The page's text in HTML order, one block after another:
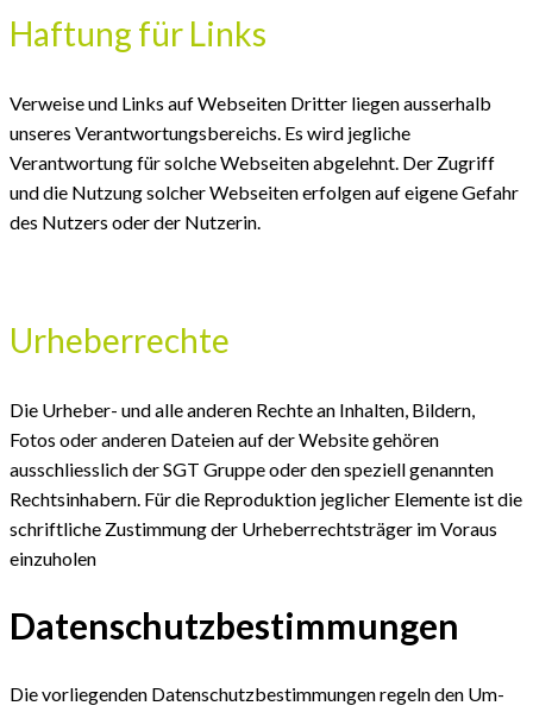
Haftung für Links
Verweise und Links auf Webseiten Dritter liegen ausserhalb
unseres Verantwortungsbereichs. Es wird jegliche
Verantwortung für solche Webseiten abgelehnt. Der Zugriff
und die Nutzung solcher Webseiten erfolgen auf eigene Gefahr
des Nutzers oder der Nutzerin.
Urheberrechte
Die Urheber- und alle anderen Rechte an Inhalten, Bildern,
Fotos oder anderen Dateien auf der Website gehören
ausschliesslich der SGT Gruppe oder den speziell genannten
Rechtsinhabern. Für die Reproduktion jeglicher Elemente ist die
schriftliche Zustimmung der Urheberrechtsträger im Voraus
einzuholen
Datenschutzbestimmungen
Die vorliegenden Daten­schutz­bestimmungen regeln den Um­